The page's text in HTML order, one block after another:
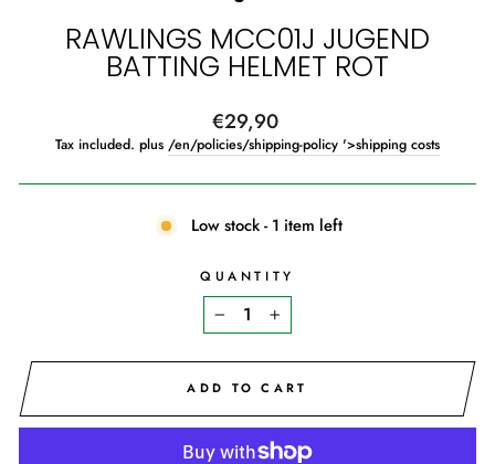
RAWLINGS MCC01J JUGEND
BATTING HELMET ROT
Regular
price
€29,90
Tax included. plus /en/policies/shipping-policy '>shipping costs
Low stock - 1 item left
QUANTITY
− +
ADD TO CART